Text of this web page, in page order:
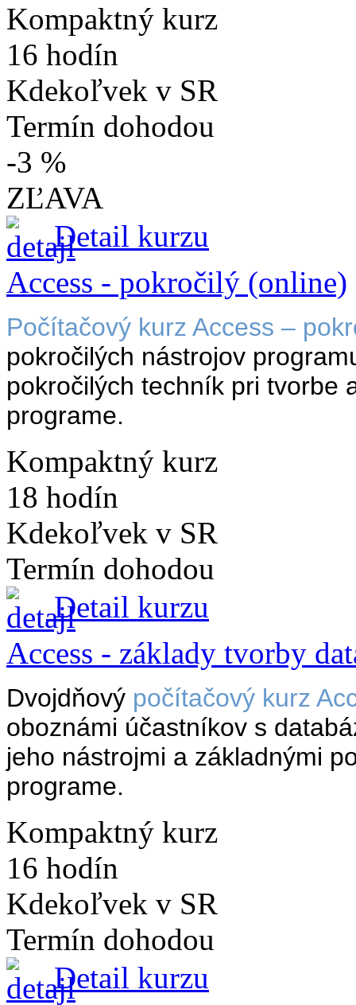
Kompaktný kurz
16 hodín
Kdekoľvek v SR
Termín dohodou
-3 %
ZĽAVA
Detail kurzu
Access - pokročilý (online)
Počítačový kurz Access –
pokročilých nástrojov
pokročilých techník pri tvorbe
programe.
Kompaktný kurz
18 hodín
Kdekoľvek v SR
Termín dohodou
Detail kurzu
Access - základy tvorby
Dvojdňový počítačový kurz
oboznámi účastníkov s
jeho nástrojmi a základnými
programe.
Kompaktný kurz
16 hodín
Kdekoľvek v SR
Termín dohodou
Detail kurzu